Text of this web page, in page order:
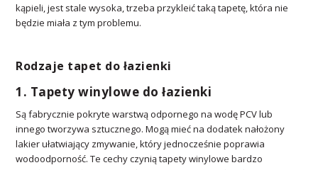
kąpieli, jest stale wysoka, trzeba przykleić taką tapetę, która nie
będzie miała z tym problemu.
Rodzaje tapet do łazienki
1. Tapety winylowe do łazienki
Są fabrycznie pokryte warstwą odpornego na wodę PCV lub
innego tworzywa sztucznego. Mogą mieć na dodatek nałożony
lakier ułatwiający zmywanie, który jednocześnie poprawia
wodoodporność. Te cechy czynią tapety winylowe bardzo